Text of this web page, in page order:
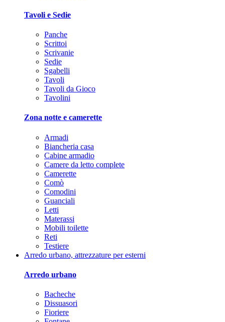
Tavoli e Sedie
Panche
Scrittoi
Scrivanie
Sedie
Sgabelli
Tavoli
Tavoli da Gioco
Tavolini
Zona notte e camerette
Armadi
Biancheria casa
Cabine armadio
Camere da letto complete
Camerette
Comò
Comodini
Guanciali
Letti
Materassi
Mobili toilette
Reti
Testiere
Arredo urbano, attrezzature per esterni
Arredo urbano
Bacheche
Dissuasori
Fioriere